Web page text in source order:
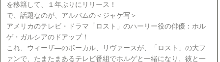
を移籍して、１年ぶりにリリース！
で、話題なのが、アルバムの＜ジャケ写＞
アメリカのテレビ・ドラマ「ロスト」のハーリー役の俳優：ホル
ゲ・ガルシアのドアップ！
これ、ウィーザ―のボーカル、リヴァースが、「ロスト」の大フ
ァンで、たまたまあるテレビ番組でホルゲと一緒になり、彼と一